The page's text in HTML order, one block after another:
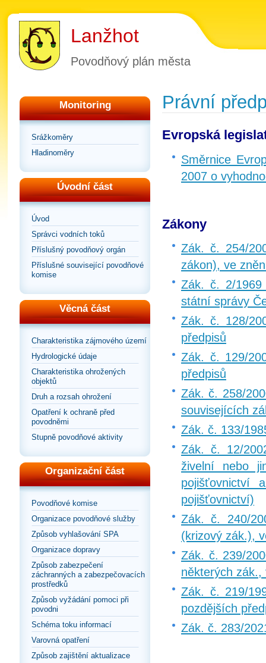
Lanžhot
Povodňový plán města
Monitoring
Srážkoměry
Hladinoměry
Úvodní část
Úvod
Správci vodních toků
Příslušný povodňový orgán
Příslušné související povodňové
komise
Věcná část
Charakteristika zájmového území
Hydrologické údaje
Charakteristika ohrožených
objektů
Druh a rozsah ohrožení
Opatření k ochraně před
povodněmi
Stupně povodňové aktivity
Organizační část
Povodňové komise
Organizace povodňové služby
Způsob vyhlašování SPA
Organizace dopravy
Způsob zabezpečení
záchranných a zabezpečovacích
prostředků
Způsob vyžádání pomoci při
povodni
Schéma toku informací
Varovná opatření
Způsob zajištění aktualizace
Právní
Evropská
Směrnice
2007 o
Zákony
Zák. č. 254/
zákon), ve
Zák. č. 2/
státní správy
Zák. č. 128/
předpisů
Zák. č. 129/
předpisů
Zák. č. 258/
souvisejících
Zák. č. 133/
Zák. č. 12/
živelní nebo
pojišťovnictví
pojišťovnictví)
Zák. č. 240/
(krizový zák.),
Zák. č. 239/
některých
Zák. č. 219/
pozdějších
Zák. č. 283/